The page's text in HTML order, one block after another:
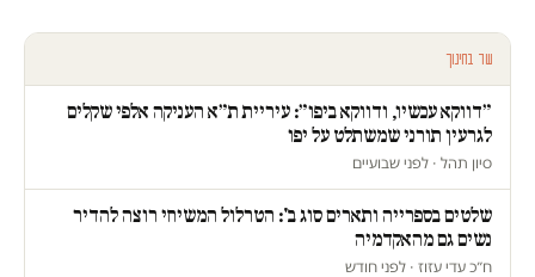
עוד בחינוך
״דווקא עכשיו, ודווקא ביפו״: עיריית ת״א העניקה אלפי שקלים
לגרעין תורני שמשתלט על יפו
סיון תהל · לפני שבועיים
שלטים בספרייה ותארים סוג ב': הטרלול המשיחי רוצה להדיר
נשים גם מהאקדמיה
ח״כ עדי עזוז · לפני חודש